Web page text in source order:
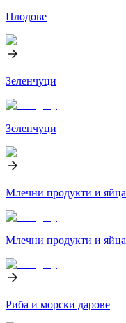
Плодове
Зеленчуци
Зеленчуци
Млечни продукти и яйца
Млечни продукти и яйца
Риба и морски дарове